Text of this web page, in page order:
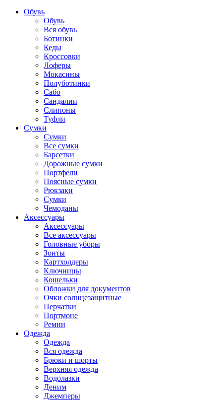
Обувь
Обувь
Вся обувь
Ботинки
Кеды
Кроссовки
Лоферы
Мокасины
Полуботинки
Сабо
Сандалии
Слипоны
Туфли
Сумки
Сумки
Все сумки
Барсетки
Дорожные сумки
Портфели
Поясные сумки
Рюкзаки
Сумки
Чемоданы
Аксессуары
Аксессуары
Все аксессуары
Головные уборы
Зонты
Картхолдеры
Ключницы
Кошельки
Обложки для документов
Очки солнцезащитные
Перчатки
Портмоне
Ремни
Одежда
Одежда
Вся одежда
Брюки и шорты
Верхняя одежда
Водолазки
Деним
Джемперы